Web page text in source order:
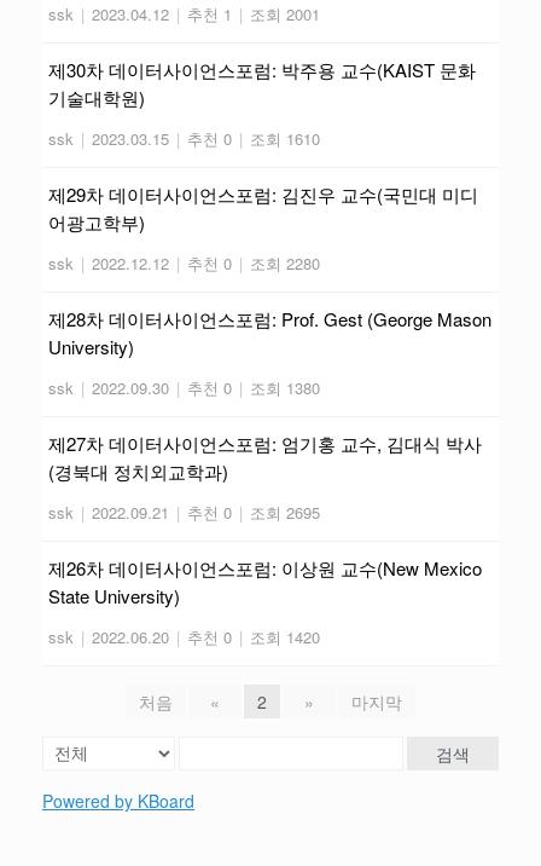
ssk | 2023.04.12 | 추천 1 | 조회 2001
제30차 데이터사이언스포럼: 박주용 교수(KAIST 문화
기술대학원)
ssk | 2023.03.15 | 추천 0 | 조회 1610
제29차 데이터사이언스포럼: 김진우 교수(국민대 미디
어광고학부)
ssk | 2022.12.12 | 추천 0 | 조회 2280
제28차 데이터사이언스포럼: Prof. Gest (George Mason
University)
ssk | 2022.09.30 | 추천 0 | 조회 1380
제27차 데이터사이언스포럼: 엄기홍 교수, 김대식 박사
(경북대 정치외교학과)
ssk | 2022.09.21 | 추천 0 | 조회 2695
제26차 데이터사이언스포럼: 이상원 교수(New Mexico
State University)
ssk | 2022.06.20 | 추천 0 | 조회 1420
처음 « 2 » 마지막
검색
Powered by KBoard